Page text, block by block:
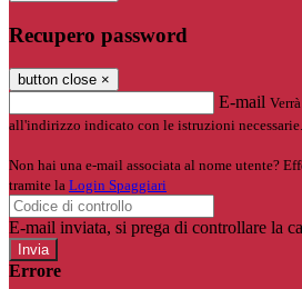
Recupero password
button close ×
E-mail
all'indirizzo indicato con le istruzioni necessarie.
Non hai una e-mail associata al nome utente?
tramite la Login Spaggiari
E-mail inviata, si prega di controllare la
Errore